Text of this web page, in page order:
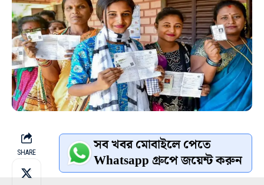
SHARE সব খবর মোবাইলে পেতে
Whatsapp গ্রুপে জয়েন্ট করুন